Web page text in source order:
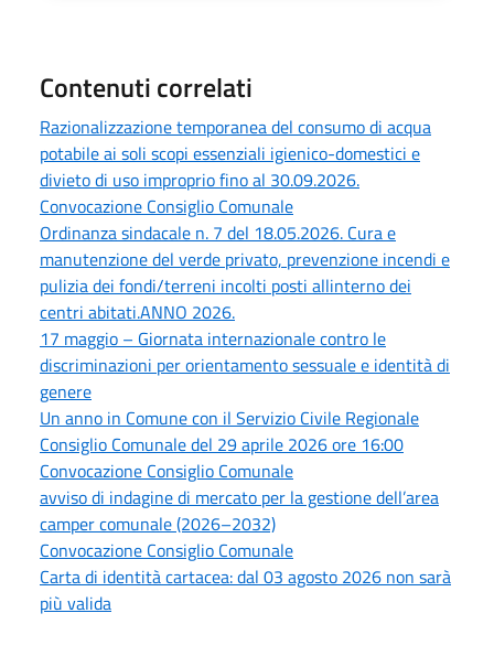
Contenuti correlati
Razionalizzazione temporanea del consumo di acqua
potabile ai soli scopi essenziali igienico-domestici e
divieto di uso improprio fino al 30.09.2026.
Convocazione Consiglio Comunale
Ordinanza sindacale n. 7 del 18.05.2026. Cura e
manutenzione del verde privato, prevenzione incendi e
pulizia dei fondi/terreni incolti posti allinterno dei
centri abitati.ANNO 2026.
17 maggio – Giornata internazionale contro le
discriminazioni per orientamento sessuale e identità di
genere
Un anno in Comune con il Servizio Civile Regionale
Consiglio Comunale del 29 aprile 2026 ore 16:00
Convocazione Consiglio Comunale
avviso di indagine di mercato per la gestione dell’area
camper comunale (2026–2032)
Convocazione Consiglio Comunale
Carta di identità cartacea: dal 03 agosto 2026 non sarà
più valida